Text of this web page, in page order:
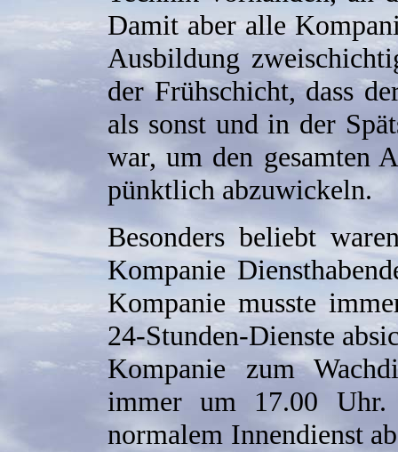
Damit aber alle
Ausbildung
der Frühschicht, dass
als sonst und in der
war, um den gesamten
pünktlich abzuwickeln.
Besonders beliebt
Kompanie
Kompanie musste
24-Stunden-Dienste
Kompanie zum
immer um 17.00
normalem Innendienst